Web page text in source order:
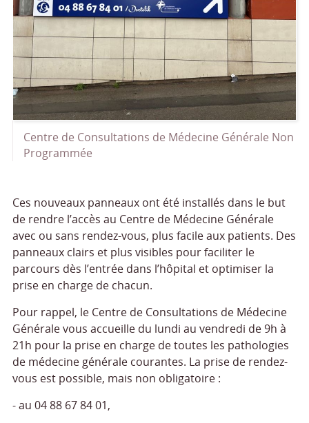
Centre de Consultations de Médecine Générale Non
Programmée
Ces nouveaux panneaux ont été installés dans le but
de rendre l’accès au Centre de Médecine Générale
avec ou sans rendez-vous, plus facile aux patients. Des
panneaux clairs et plus visibles pour faciliter le
parcours dès l’entrée dans l’hôpital et optimiser la
prise en charge de chacun.
Pour rappel, le Centre de Consultations de Médecine
Générale vous accueille du lundi au vendredi de 9h à
21h pour la prise en charge de toutes les pathologies
de médecine générale courantes. La prise de rendez-
vous est possible, mais non obligatoire :
- au 04 88 67 84 01,